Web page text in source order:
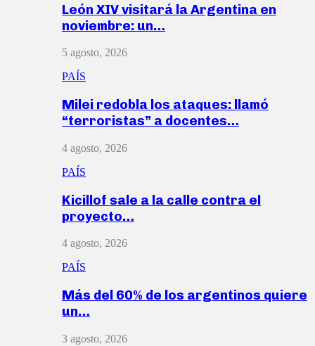
León XIV visitará la Argentina en
noviembre: un…
5 agosto, 2026
PAÍS
Milei redobla los ataques: llamó
“terroristas” a docentes…
4 agosto, 2026
PAÍS
Kicillof sale a la calle contra el
proyecto…
4 agosto, 2026
PAÍS
Más del 60% de los argentinos quiere
un…
3 agosto, 2026